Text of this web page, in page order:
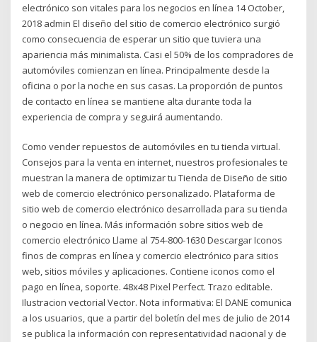
electrónico son vitales para los negocios en línea 14 October,
2018 admin El diseño del sitio de comercio electrónico surgió
como consecuencia de esperar un sitio que tuviera una
apariencia más minimalista. Casi el 50% de los compradores de
automóviles comienzan en línea. Principalmente desde la
oficina o por la noche en sus casas. La proporción de puntos
de contacto en línea se mantiene alta durante toda la
experiencia de compra y seguirá aumentando.
Como vender repuestos de automóviles en tu tienda virtual.
Consejos para la venta en internet, nuestros profesionales te
muestran la manera de optimizar tu Tienda de Diseño de sitio
web de comercio electrónico personalizado. Plataforma de
sitio web de comercio electrónico desarrollada para su tienda
o negocio en línea. Más información sobre sitios web de
comercio electrónico Llame al 754-800-1630 Descargar Iconos
finos de compras en línea y comercio electrónico para sitios
web, sitios móviles y aplicaciones. Contiene iconos como el
pago en línea, soporte. 48x48 Pixel Perfect. Trazo editable.
Ilustracion vectorial Vector. Nota informativa: El DANE comunica
a los usuarios, que a partir del boletín del mes de julio de 2014
se publica la información con representatividad nacional y de